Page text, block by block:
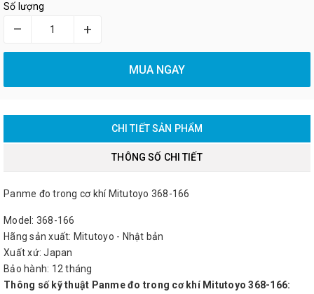
Số lượng
– +
MUA NGAY
CHI TIẾT SẢN PHẨM
THÔNG SỐ CHI TIẾT
Panme đo trong cơ khí Mitutoyo 368-166
Model: 368-166
Hãng sản xuất: Mitutoyo - Nhật bản
Xuất xứ: Japan
Bảo hành: 12 tháng
Thông số kỹ thuật Panme đo trong cơ khí Mitutoyo 368-166: